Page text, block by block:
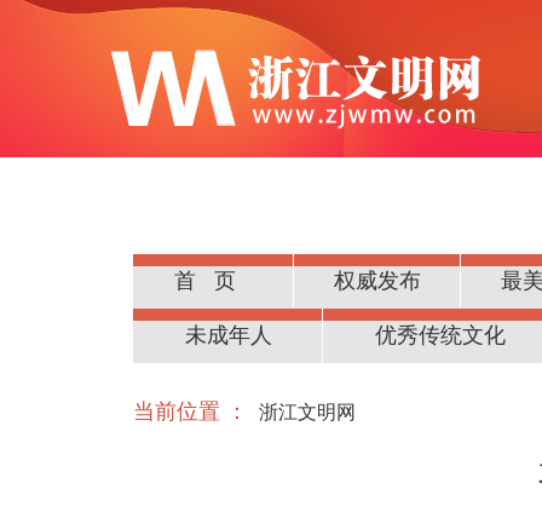
首页 权威发布 最
公民道德
未成年人 优秀传统文化
当前位置 ： 浙江文明网